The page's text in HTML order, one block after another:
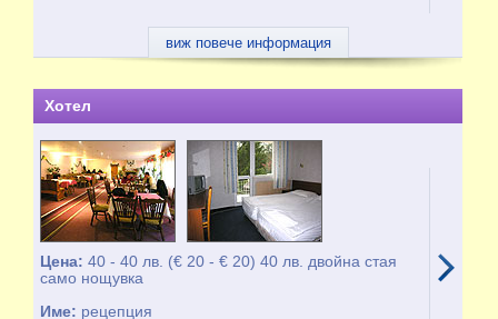
виж повече информация
Хотел
Цена:40 - 40 лв. (€ 20 - € 20) 40 лв. двойна стая
само нощувка
Име: рецепция